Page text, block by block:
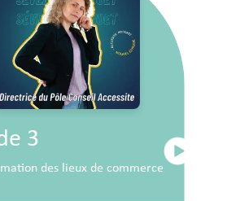
3
des lieux de commerce